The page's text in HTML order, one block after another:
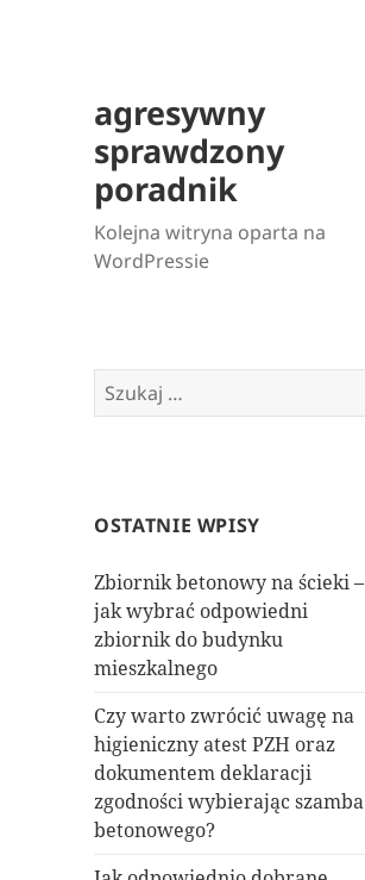
agresywny
sprawdzony
poradnik
Kolejna witryna oparta na
WordPressie
Szukaj:
OSTATNIE WPISY
Zbiornik betonowy na ścieki –
jak wybrać odpowiedni
zbiornik do budynku
mieszkalnego
Czy warto zwrócić uwagę na
higieniczny atest PZH oraz
dokumentem deklaracji
zgodności wybierając szamba
betonowego?